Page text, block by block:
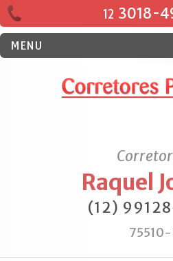
12 3018-
MENU
Raquel
(12)